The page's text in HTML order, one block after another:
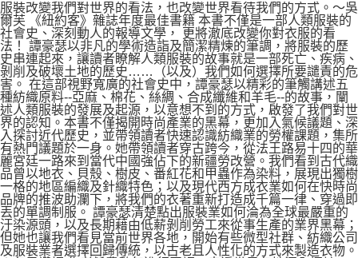
服裝改變我們對世界的看法，也改變世界看待我們的方式。～吳
爾芙 《紐約客》雜誌年度最佳書籍 本書不僅是一部人類服裝的
社會史、深刻動人的報導文學， 更將澈底改變你對衣服的看
法！ 譚豪瑟以非凡的學術造詣及簡潔精煉的筆調，將服裝的歷
史串連起來，讓讀者瞭解人類服裝的故事就是一部死亡、疾病、
剝削及破壞土地的歷史……（以及）我們如何選擇所要譴責的危
害。 在這部視野寬廣的社會史中，譚豪瑟以精彩的筆觸講述五
種紡織原料--亞麻、棉花、絲綢、合成纖維和羊毛--的故事，闡
述人類服裝的發展及起源，以意想不到的方式，啟發了我們對世
界的認知。本書不僅揭開時尚產業的黑幕，更加入氣候議題、深
入探討近代歷史，並帶領讀者快速認識紡織業的勞權課題，集所
有熱門議題於一身。她帶領讀者穿古跨今，從法王路易十四的華
麗宮廷一路來到當代中國強佔下的新疆勞改營。我們看到古代織
品曾以地衣、貝殼、樹皮、番紅花和甲蟲作為染料，展現出獨樹
一格的地區編織及針織特色；以及現代西方成衣業如何在快時尚
品牌的推波助瀾下，將我們的衣著重新打造成千篇一律、穿過即
丟的單調制服。 譚豪瑟清楚點出服裝業如何淪為全球最嚴重的
汙染源頭，以及長期藉由低薪剝削勞工來從事生產的業界黑幕；
但她也讓我們看見當前世界各地，開始有些微型社群、紡織公司
及服裝業者選擇回歸傳統，以古老且人性化的方式來製造衣物。